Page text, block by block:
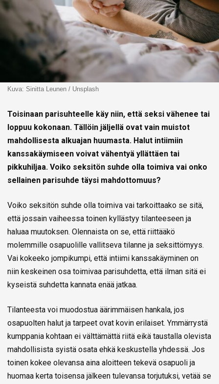
Kuva: Sinitta Leunen / Unsplash
Toisinaan parisuhteelle käy niin, että seksi vähenee tai
loppuu kokonaan. Tällöin jäljellä ovat vain muistot
mahdollisesta alkuajan huumasta. Halut intiimiin
kanssakäymiseen voivat vähentyä yllättäen tai
pikkuhiljaa. Voiko seksitön suhde olla toimiva vai onko
sellainen parisuhde täysi mahdottomuus?
Voiko seksitön suhde olla toimiva vai tarkoittaako se sitä,
että jossain vaiheessa toinen kyllästyy tilanteeseen ja
haluaa muutoksen. Olennaista on se, että riittääkö
molemmille osapuolille vallitseva tilanne ja seksittömyys.
Vai kokeeko jompikumpi, että intiimi kanssakäyminen on
niin keskeinen osa toimivaa parisuhdetta, että ilman sitä ei
kyseistä suhdetta kannata enää jatkaa.
Tilanteesta voi muodostua äärimmäisen hankala, jos
osapuolten halut ja tarpeet ovat kovin erilaiset. Ymmärrystä
kumppania kohtaan ei välttämättä riitä eikä taustalla olevista
mahdollisista syistä osata ehkä keskustella yhdessä. Jos
toinen kokee olevansa aina aloitteen tekevä osapuoli ja
huomaa kerta toisensa jälkeen tulevansa torjutuksi, vetää se